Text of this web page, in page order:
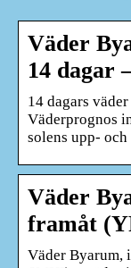
Väder
14 dagar
14 dagars
Väderprognos
solens upp- och
Väder
framåt
Väder Byarum,